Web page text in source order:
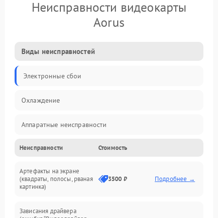
Неисправности видеокарты
Aorus
Виды неисправностей
Электронные сбои
Охлаждение
Аппаратные неисправности
Перегрев и термопроблемы
Видео
Неисправности Стоимость
Артефакты на экране
(квадраты, полосы, рваная
картинка)
3500 ₽ Подробнее →
Зависания драйвера